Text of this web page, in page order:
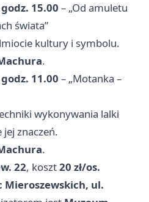
15.00 – „Od amuletu
świata”
kultury i symbolu.
.
11.00 – „Motanka –
wykonywania lalki
znaczeń.
.
22, koszt20 zł/os.
Mieroszewskich, ul.